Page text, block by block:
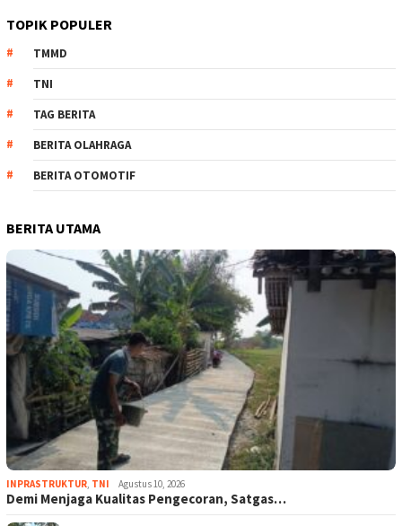
TOPIK POPULER
TMMD
TNI
TAG BERITA
BERITA OLAHRAGA
BERITA OTOMOTIF
BERITA UTAMA
INPRASTRUKTUR, TNI Agustus 10, 2026
Demi Menjaga Kualitas Pengecoran, Satgas…